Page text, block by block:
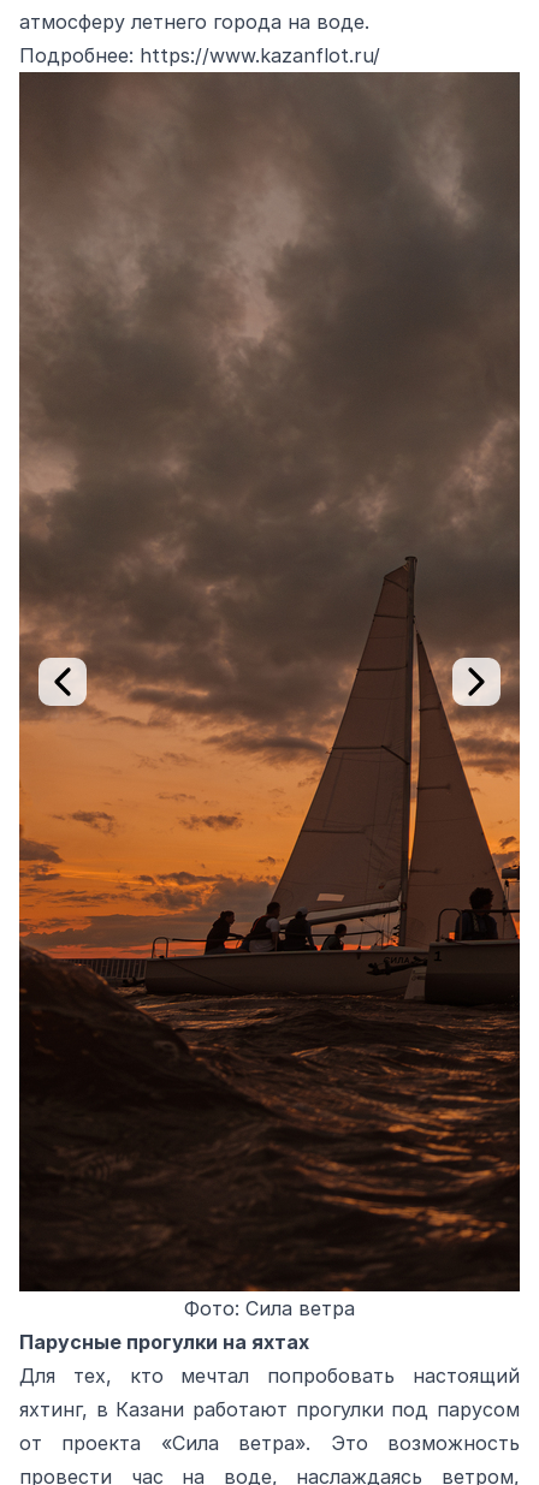
атмосферу летнего города на воде.
Подробнее: https://www.kazanflot.ru/
Фото: Сила ветра
Парусные прогулки на яхтах
Для тех, кто мечтал попробовать настоящий
яхтинг, в Казани работают прогулки под парусом
от проекта «Сила ветра». Это возможность
провести час на воде, наслаждаясь ветром,